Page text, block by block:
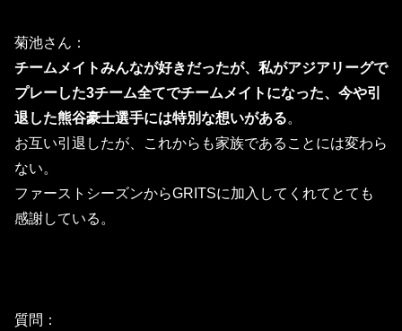
菊池さん：
チームメイトみんなが好きだったが、私がアジアリーグで
プレーした3チーム全てでチームメイトになった、今や引
退した熊谷豪士選手には特別な想いがある。
お互い引退したが、これからも家族であることには変わら
ない。
ファーストシーズンからGRITSに加入してくれてとても
感謝している。
質問：